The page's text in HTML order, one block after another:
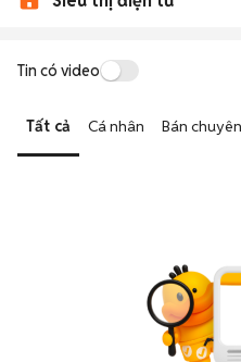
Tin có video
Tất cả Cá nhân Bán chuyên